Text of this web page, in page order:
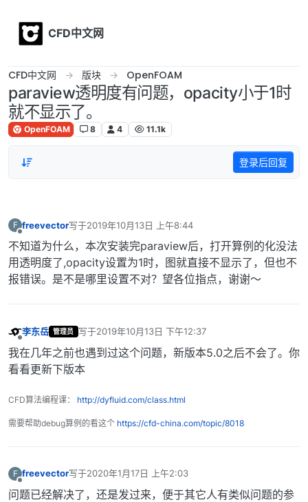
CFD中文网
CFD中文网 版块 OpenFOAM
paraview透明度有问题，opacity小于1时
就不显示了。
OpenFOAM 8 4 11.1k
登录后回复
F
离线
freevector写于2019年10月13日 上午8:44
最后由 编辑
不知道为什么，本次安装完paraview后，打开算例的化没法
用透明度了,opacity设置为1时，图就直接不显示了，但也不
报错误。是不是哪里设置不对？望各位指点，谢谢～
李东岳 管理员 写于2019年10月13日 下午12:37
最后由 编辑
我在几年之前也遇到过这个问题，新版本5.0之后不会了。你
看看更新下版本
CFD算法编程课： http://dyfluid.com/class.html
需要帮助debug算例的看这个 https://cfd-china.com/topic/8018
F freevector写于2020年1月17日 上午2:03
最后由 编辑
问题已经解决了，还是发过来，便于其它人有类似问题的参